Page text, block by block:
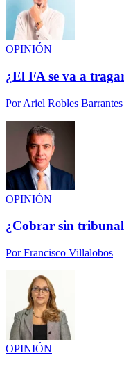
OPINIÓN
¿El FA se va a
PorAriel Robles Barrantes
OPINIÓN
¿Cobrar sin
PorFrancisco Villalobos
OPINIÓN